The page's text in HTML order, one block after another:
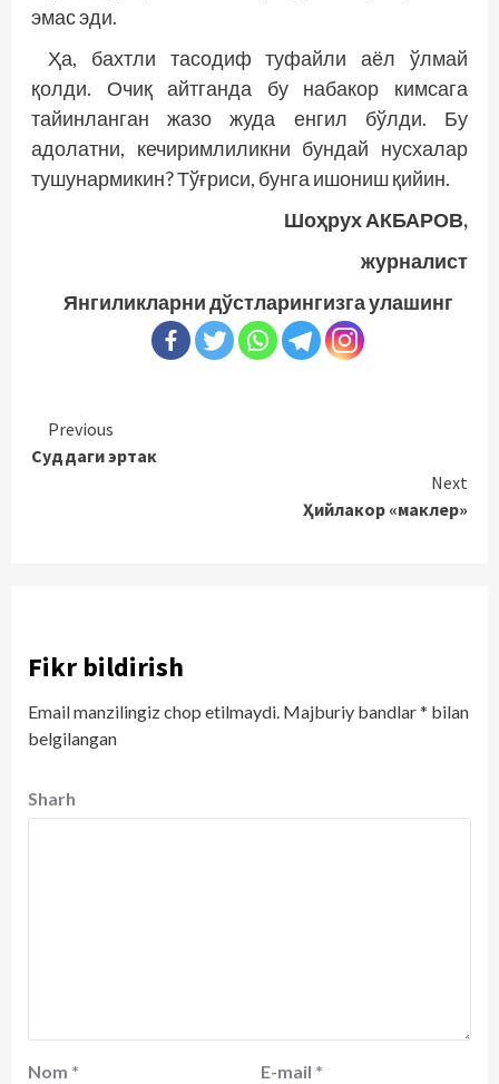
эмас эди.
Ҳа, бахтли тасодиф туфайли аёл ўлмай
қолди. Очиқ айтганда бу набакор кимсага
тайинланган жазо жуда енгил бўлди. Бу
адолатни, кечиримлиликни бундай нусхалар
тушунармикин? Тўғриси, бунга ишониш қийин.
Шоҳрух АКБАРОВ,
журналист
Янгиликларни дўстларингизга улашинг
Continue
Reading
Previous
Суддаги эртак
Next
Ҳийлакор «маклер»
Fikr bildirish
Email manzilingiz chop etilmaydi. Majburiy bandlar* bilan
belgilangan
Sharh
Nom * E-mail *